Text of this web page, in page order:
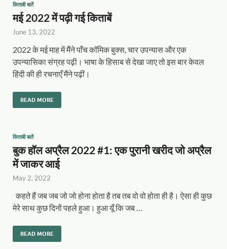
किताबी बातें
मई 2022 में पढ़ी गई किताबें
June 13, 2022
2022 के मई माह में मैंने पाँच कॉमिक बुक्स, चार उपन्यास और एक
उपन्यासिका संग्रह पढ़ी। भाषा के हिसाब से देखा जाए तो इस बार केवल
हिंदी की ही रचनाएँ मैंने पढ़ीं।
READ MORE
किताबी बातें
बुक हॉल अप्रैल 2022 #1: एक पुरानी खरीद जो अप्रैल
में जाकर आई
May 2, 2022
कहते हैं जब जब जो जो होना होता है तब तब वो वो होता ही है। ऐसा ही कुछ
मेरे साथ कुछ दिनों पहले हुआ। हुआ यूँ कि जब …
READ MORE